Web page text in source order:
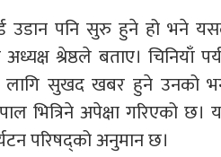
उडान पनि सुरु हुने हो भने
अध्यक्ष श्रेष्ठले बताए।
लागि सुखद खबर हुने उनको
भित्रिने अपेक्षा गरिएको
परिषद्को अनुमान छ।